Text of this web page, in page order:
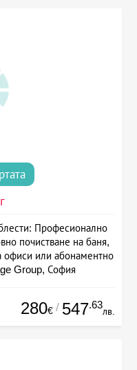
Професионално
почистване на баня,
офиси или абонаментно
Group, София
280€ / 547.63
лв.